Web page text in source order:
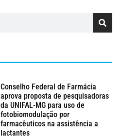
Conselho Federal de Farmácia
aprova proposta de pesquisadoras
da UNIFAL-MG para uso de
fotobiomodulação por
farmacêuticos na assistência a
lactantes